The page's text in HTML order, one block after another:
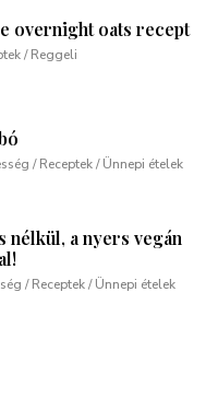
overnight oats recept
/ Reggeli
/ Receptek / Ünnepi ételek
nélkül, a nyers vegán
/ Receptek / Ünnepi ételek